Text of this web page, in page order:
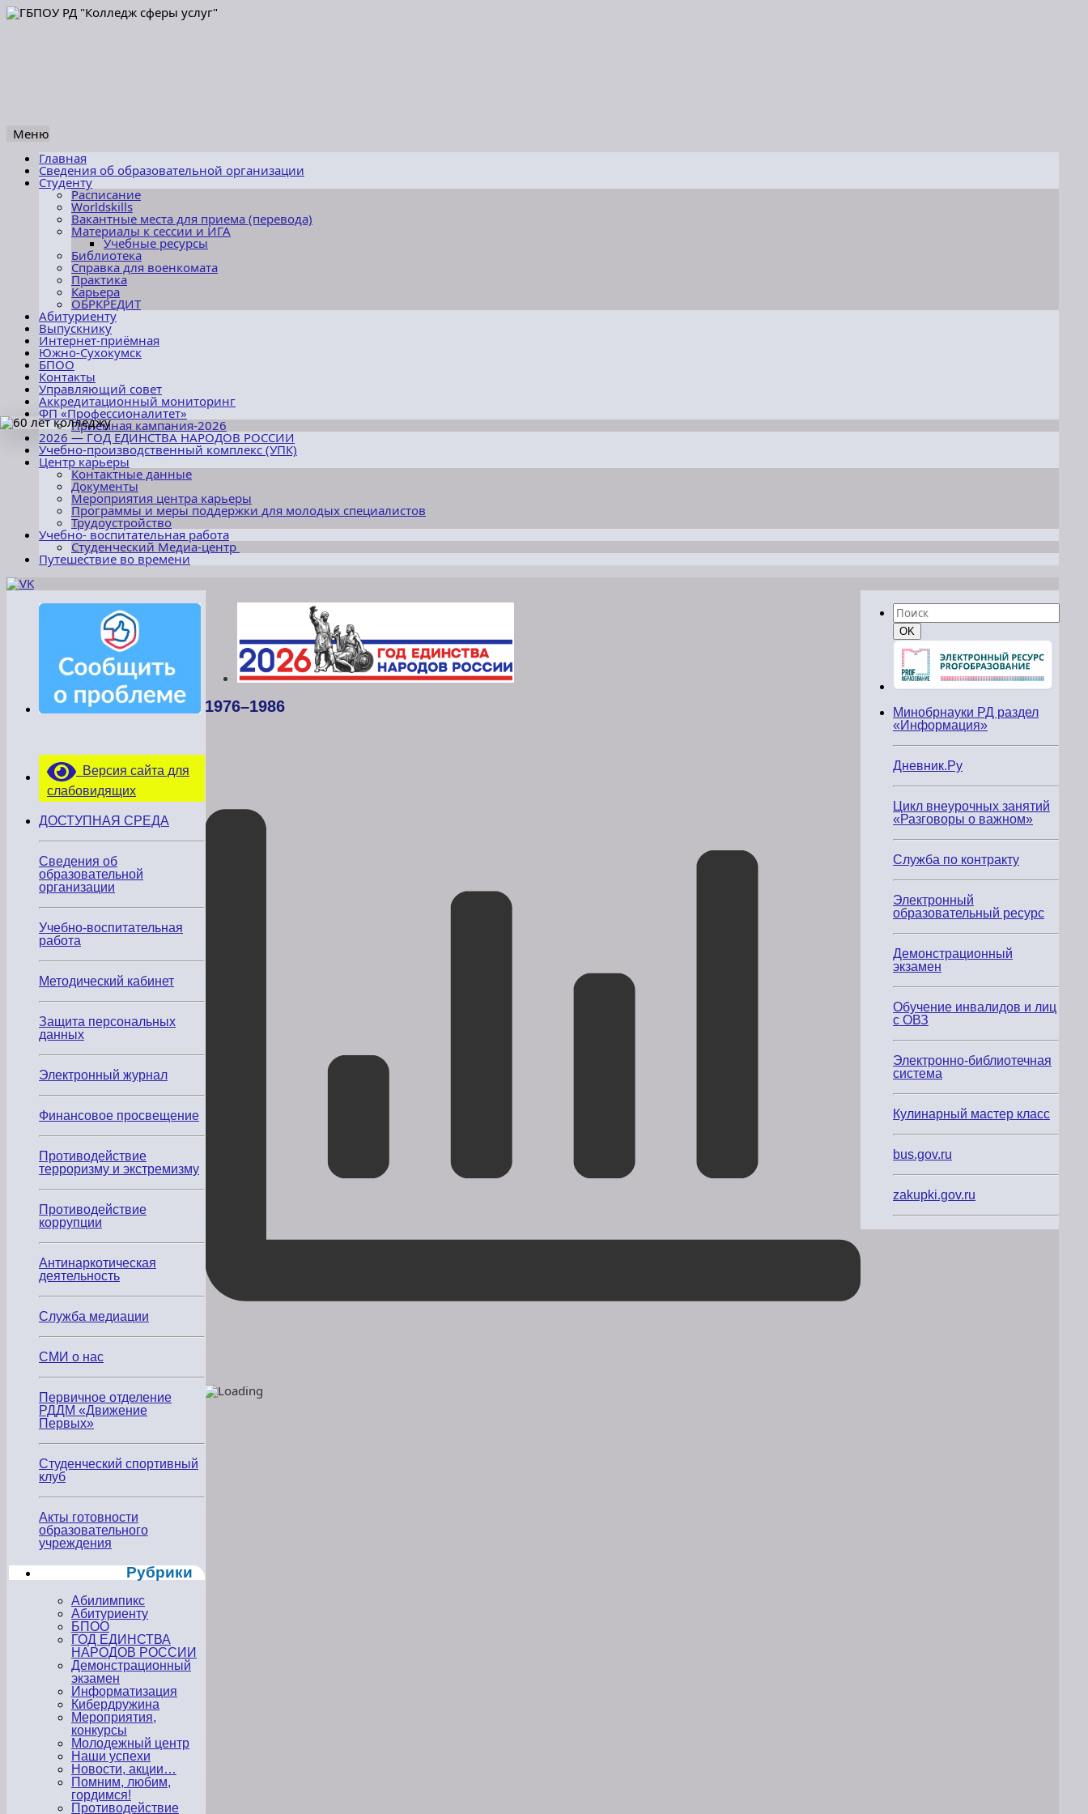
Меню
Перейти
содержимому
Главная
Сведения об образовательной организации
Студенту
Расписание
Worldskills
Вакантные места для приема (перевода)
Материалы к сессии и ИГА
Учебные ресурсы
Библиотека
Справка для военкомата
Практика
Карьера
ОБРКРЕДИТ
Абитуриенту
Выпускнику
Интернет-приёмная
Южно-Сухокумск
БПОО
Контакты
Управляющий совет
Аккредитационный мониторинг
ФП «Профессионалитет»
Приёмная кампания-2026
2026 — ГОД ЕДИНСТВА НАРОДОВ РОССИИ
Учебно-производственный комплекс (УПК)
Центр карьеры
Контактные данные
Документы
Мероприятия центра карьеры
Программы и меры поддержки для молодых специалистов
Трудоустройство
Учебно- воспитательная работа
Студенческий Медиа-центр
Путешествие во времени
1976–1986
Версия сайта для
слабовидящих
ДОСТУПНАЯ СРЕДА
Сведения об
образовательной
организации
Учебно-воспитательная
работа
Методический кабинет
Защита персональных
данных
Электронный журнал
Финансовое просвещение
Противодействие
терроризму и экстремизму
Противодействие
коррупции
Антинаркотическая
деятельность
Служба медиации
СМИ о нас
Первичное отделение
РДДМ «Движение
Первых»
Студенческий спортивный
клуб
Акты готовности
образовательного
учреждения
Рубрики
Абилимпикс
Абитуриенту
БПОО
ГОД ЕДИНСТВА
НАРОДОВ РОССИИ
Демонстрационный
экзамен
Информатизация
Кибердружина
Мероприятия,
конкурсы
Молодежный центр
Наши успехи
Новости, акции…
Помним, любим,
гордимся!
Противодействие
Найти:
Поиск
OK
Минобрнауки РД раздел
«Информация»
Дневник.Ру
Цикл внеурочных занятий
«Разговоры о важном»
Служба по контракту
Электронный
образовательный ресурс
Демонстрационный
экзамен
Обучение инвалидов и лиц
с ОВЗ
Электронно-библиотечная
система
Кулинарный мастер класс
bus.gov.ru
zakupki.gov.ru